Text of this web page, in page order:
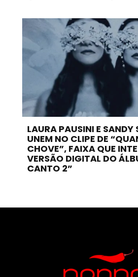
LAURA PAUSINI E SANDY
UNEM NO CLIPE DE
CHOVE”, FAIXA QUE
VERSÃO DIGITAL DO
CANTO 2”